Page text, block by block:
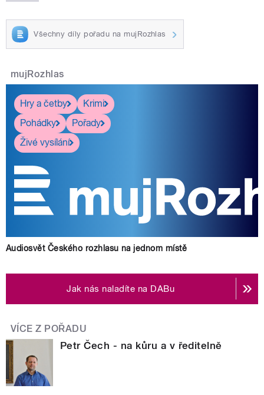
Všechny díly pořadu na mujRozhlas
mujRozhlas
Hry a četby
Krimi
Pohádky
Pořady
Živé vysílání
Audiosvět Českého rozhlasu na jednom místě
Jak nás naladíte na DABu
VÍCE Z POŘADU
Petr Čech - na kůru a v ředitelně